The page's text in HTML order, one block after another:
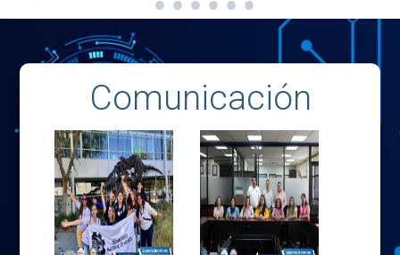
Comunicación